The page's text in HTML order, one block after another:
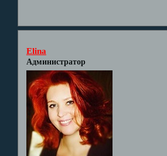
Elina
Администратор